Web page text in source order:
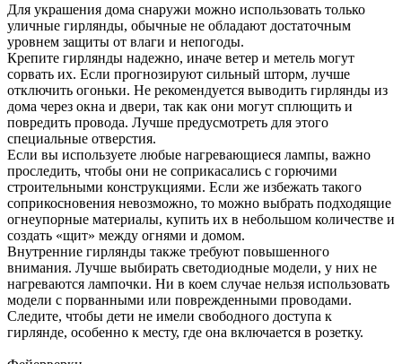
Для украшения дома снаружи можно использовать только
уличные гирлянды, обычные не обладают достаточным
уровнем защиты от влаги и непогоды.
Крепите гирлянды надежно, иначе ветер и метель могут
сорвать их. Если прогнозируют сильный шторм, лучше
отключить огоньки. Не рекомендуется выводить гирлянды из
дома через окна и двери, так как они могут сплющить и
повредить провода. Лучше предусмотреть для этого
специальные отверстия.
Если вы используете любые нагревающиеся лампы, важно
проследить, чтобы они не соприкасались с горючими
строительными конструкциями. Если же избежать такого
соприкосновения невозможно, то можно выбрать подходящие
огнеупорные материалы, купить их в небольшом количестве и
создать «щит» между огнями и домом.
Внутренние гирлянды также требуют повышенного
внимания. Лучше выбирать светодиодные модели, у них не
нагреваются лампочки. Ни в коем случае нельзя использовать
модели с порванными или поврежденными проводами.
Следите, чтобы дети не имели свободного доступа к
гирлянде, особенно к месту, где она включается в розетку.